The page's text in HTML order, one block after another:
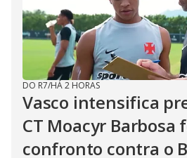
DO R7/HÁ 2 HORAS
Vasco intensifica
CT Moacyr Barbosa
confronto contra o